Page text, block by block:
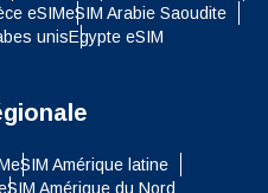
eSIMeSIM Arabie Saoudite
unisEgypte eSIM
eSIM Amérique latine
Amérique du Nord